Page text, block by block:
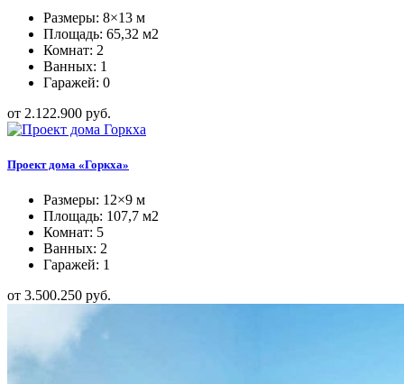
Размеры: 8×13 м
Площадь: 65,32 м2
Комнат: 2
Ванных: 1
Гаражей: 0
от 2.122.900 руб.
Проект дома «Горкха»
Размеры: 12×9 м
Площадь: 107,7 м2
Комнат: 5
Ванных: 2
Гаражей: 1
от 3.500.250 руб.